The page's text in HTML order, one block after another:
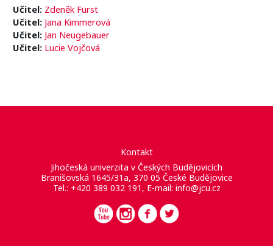
Učitel: Zdeněk Fürst
Učitel: Jana Kimmerová
Učitel: Jan Neugebauer
Učitel: Lucie Vojčová
Kontakt
Jihočeská univerzita v Českých Budějovicích
Branišovská 1645/31a, 370 05 České Budějovice
Tel.: +420 389 032 191, E-mail: info@jcu.cz